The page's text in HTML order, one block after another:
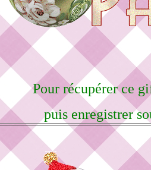
Pour récupérer ce
puis enregistrer